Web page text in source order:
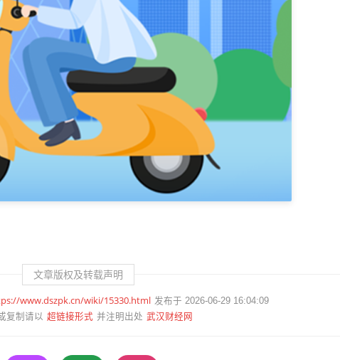
文章版权及转载声明
www.dszpk.cn/wiki/15330.html 发布于 2026-06-29 16:04:09
复制请以 超链接形式 并注明出处 武汉财经网